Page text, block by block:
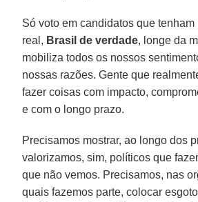
Só voto em candidatos que
real, Brasil de verdade, longe da
mobiliza todos os nossos
nossas razões. Gente que
fazer coisas com impacto,
e com o longo prazo.
Precisamos mostrar, ao longo dos
valorizamos, sim, políticos que
que não vemos. Precisamos, nas
quais fazemos parte, colocar